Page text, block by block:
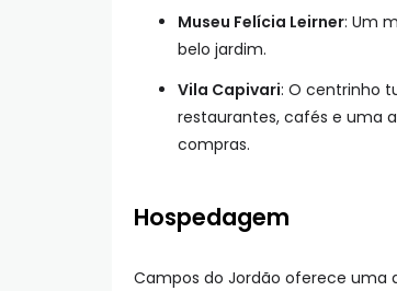
Museu Felícia Leirner: Um
belo jardim.
Vila Capivari: O centrinho
restaurantes, cafés e uma
compras.
Hospedagem
Campos do Jordão oferece uma